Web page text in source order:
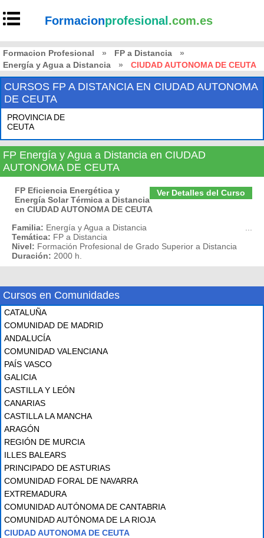
Formacionprofesional .com.es
Formacion Profesional » FP a Distancia
»
Energía y Agua a Distancia
» CIUDAD AUTONOMA DE CEUTA
CURSOS FP A DISTANCIA EN CIUDAD AUTONOMA
DE CEUTA
PROVINCIA DE
CEUTA
FP Energía y Agua a Distancia en CIUDAD
AUTONOMA DE CEUTA
Ver Detalles del Curso
FP Eficiencia Energética y
Energía Solar Térmica a Distancia
en CIUDAD AUTONOMA DE CEUTA
Familia: Energía y Agua a Distancia
Temática: FP a Distancia
Nivel: Formación Profesional de Grado Superior a Distancia
Duración: 2000 h.
Cursos en Comunidades
CATALUÑA
COMUNIDAD DE MADRID
ANDALUCÍA
COMUNIDAD VALENCIANA
PAÍS VASCO
GALICIA
CASTILLA Y LEÓN
CANARIAS
CASTILLA LA MANCHA
ARAGÓN
REGIÓN DE MURCIA
ILLES BALEARS
PRINCIPADO DE ASTURIAS
COMUNIDAD FORAL DE NAVARRA
EXTREMADURA
COMUNIDAD AUTÓNOMA DE CANTABRIA
COMUNIDAD AUTÓNOMA DE LA RIOJA
CIUDAD AUTONOMA DE CEUTA